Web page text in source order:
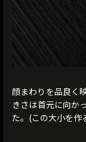
顔まわりを品良く
きさは首元に向か
た。(この大小を